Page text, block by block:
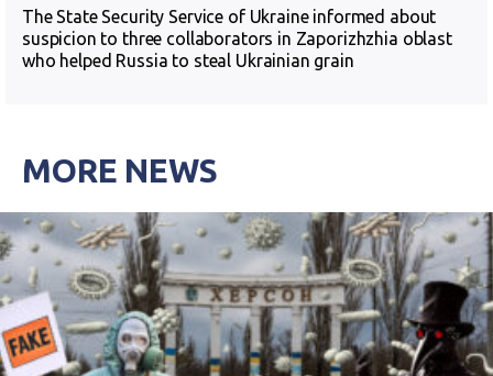
The State Security Service of Ukraine informed about
suspicion to three collaborators in Zaporizhzhia oblast
who helped Russia to steal Ukrainian grain
MORE NEWS